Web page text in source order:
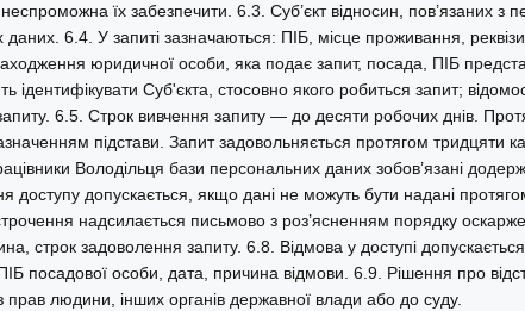
їх забезпечити. 6.3. Суб’єкт відносин, пов’язаних
6.4. У запиті зазначаються: ПІБ, місце проживання,
юридичної особи, яка подає запит, посада, ПІБ
Суб'єкта, стосовно якого робиться запит;
6.5. Строк вивчення запиту — до десяти робочих днів.
підстави. Запит задовольняється протягом тридцяти
Володільця бази персональних даних зобов’язані
допускається, якщо дані не можуть бути надані
надсилається письмово з роз’ясненням порядку
строк задоволення запиту. 6.8. Відмова у доступі
посадової особи, дата, причина відмови. 6.9. Рішення про
людини, інших органів державної влади або до суду.